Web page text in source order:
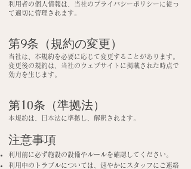
利用者の個人情報は、当社のプライバシーポリシーに従っ
て適切に管理されます。
第9条（規約の変更）
当社は、本規約を必要に応じて変更することがあります。
変更後の規約は、当社のウェブサイトに掲載された時点で
効力を生じます。
第10条（準拠法）
本規約は、日本法に準拠し、解釈されます。
注意事項
利用前に必ず施設の設備やルールを確認してください。
利用中のトラブルについては、速やかにスタッフにご連絡